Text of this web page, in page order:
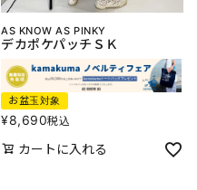
AS KNOW AS PINKY
デカポケパッチＳＫ
お盆玉対象
¥8,690税込
カートに入れる